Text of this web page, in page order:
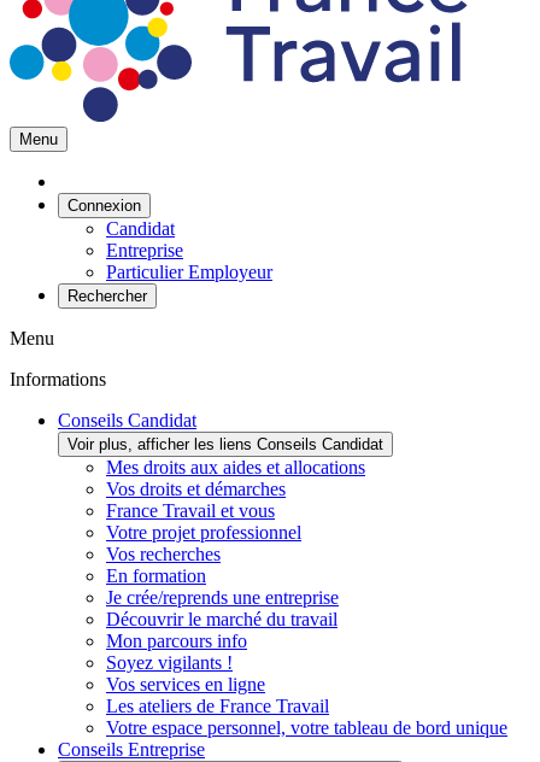
Menu
Connexion
Candidat
Entreprise
Particulier Employeur
Rechercher
Menu
Informations
Conseils Candidat
Voir plus, afficher les liens Conseils Candidat
Mes droits aux aides et allocations
Vos droits et démarches
France Travail et vous
Votre projet professionnel
Vos recherches
En formation
Je crée/reprends une entreprise
Découvrir le marché du travail
Mon parcours info
Soyez vigilants !
Vos services en ligne
Les ateliers de France Travail
Votre espace personnel, votre tableau de bord unique
Conseils Entreprise